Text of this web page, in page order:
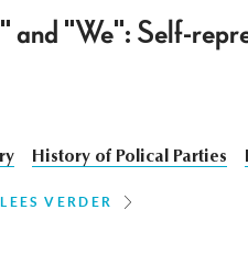
and "We": Self-
History of Polical Parties
LEES VERDER